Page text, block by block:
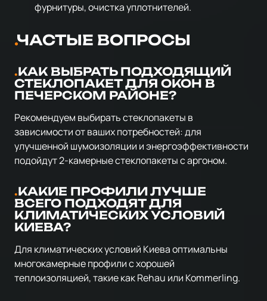
фурнитуры, очистка уплотнителей.
ЧАСТЫЕ ВОПРОСЫ
КАК ВЫБРАТЬ ПОДХОДЯЩИЙ
СТЕКЛОПАКЕТ ДЛЯ ОКОН В
ПЕЧЕРСКОМ РАЙОНЕ?
Рекомендуем выбирать стеклопакеты в
зависимости от ваших потребностей: для
улучшенной шумоизоляции и энергоэффективности
подойдут 2-камерные стеклопакеты с аргоном.
КАКИЕ ПРОФИЛИ ЛУЧШЕ
ВСЕГО ПОДХОДЯТ ДЛЯ
КЛИМАТИЧЕСКИХ УСЛОВИЙ
КИЕВА?
Для климатических условий Киева оптимальны
многокамерные профили с хорошей
теплоизоляцией, такие как Rehau или Kommerling.